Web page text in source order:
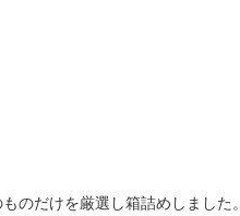
のだけを厳選し箱詰めしました。